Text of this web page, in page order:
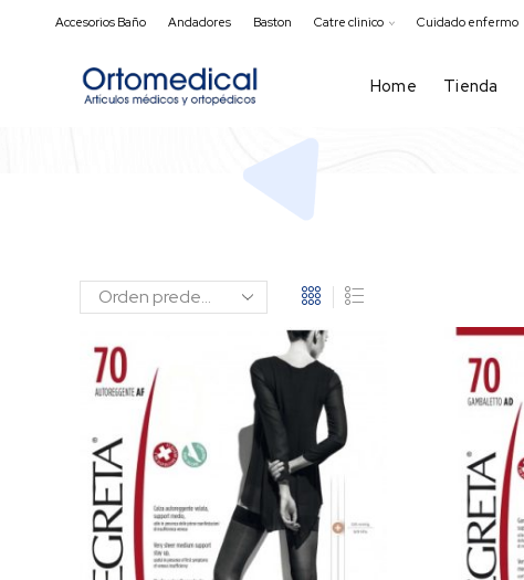
Accesorios Baño Andadores Baston Catre clinico Cuidado enfermo
Home Tienda